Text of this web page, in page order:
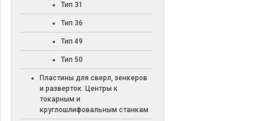
Тип 31
Тип 36
Тип 49
Тип 50
Пластины для сверл, зенкеров
и разверток. Центры к
токарным и
круглошлифовальным станкам